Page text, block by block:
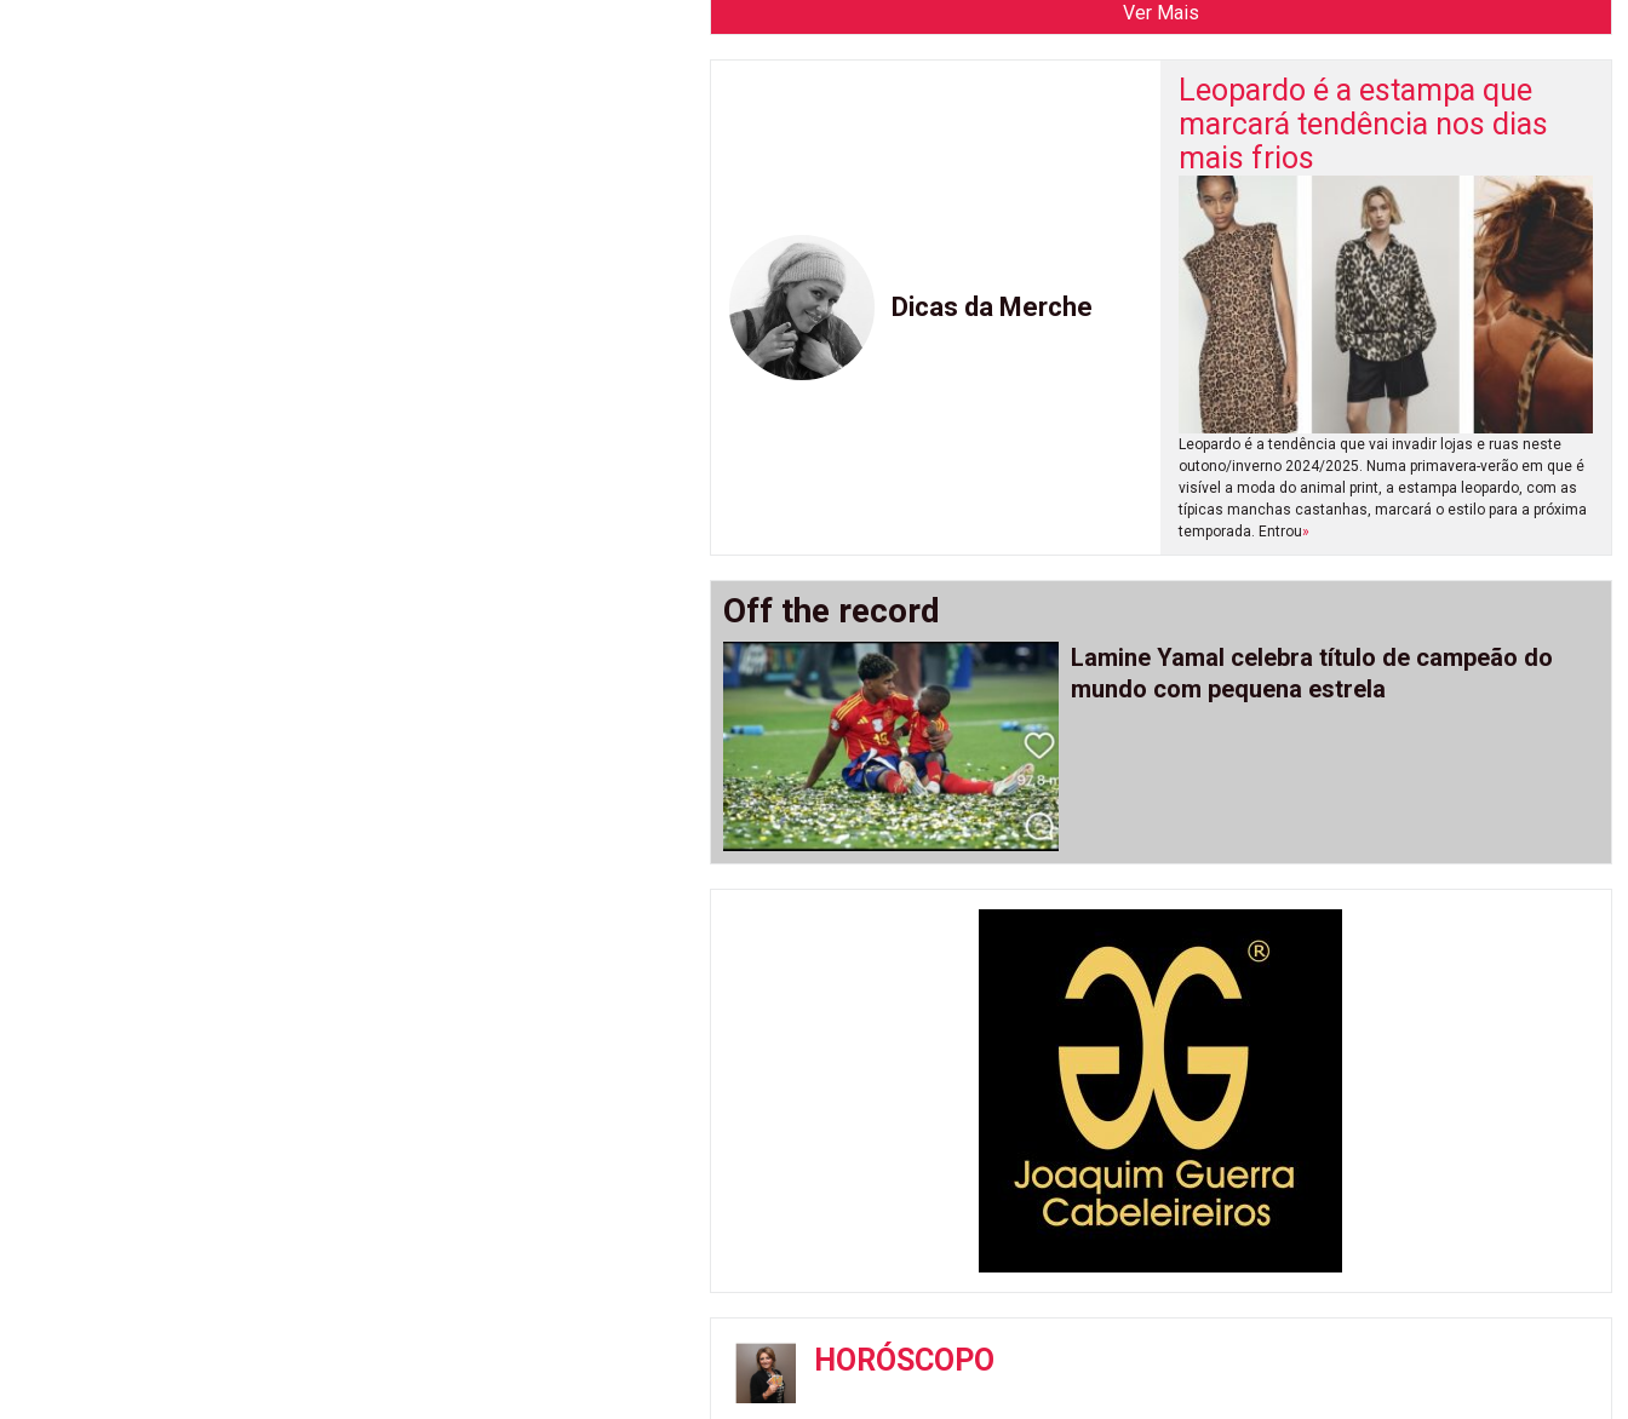
Ver Mais
Dicas da Merche
Leopardo é a estampa que
marcará tendência nos dias
mais frios
Leopardo é a tendência que vai invadir lojas e ruas neste
outono/inverno 2024/2025. Numa primavera-verão em que é
visível a moda do animal print, a estampa leopardo, com as
típicas manchas castanhas, marcará o estilo para a próxima
temporada. Entrou»
Off the record
Lamine Yamal celebra título de campeão do
mundo com pequena estrela
HORÓSCOPO